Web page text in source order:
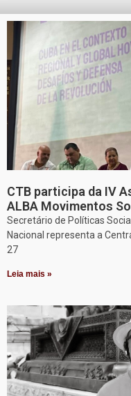
CTB participa da IV
ALBA Movimentos
Secretário de Políticas
Nacional representa a
27
Leia mais »